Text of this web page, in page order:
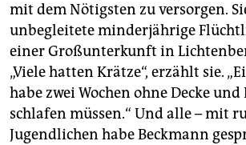
mit dem Nötigsten zu versorgen.
unbegleitete minderjährige
einer Großunterkunft in
„Viele hatten Krätze“, erzählt sie.
habe zwei Wochen ohne Decke
schlafen müssen.“ Und alle – mit
Jugendlichen habe Beckmann